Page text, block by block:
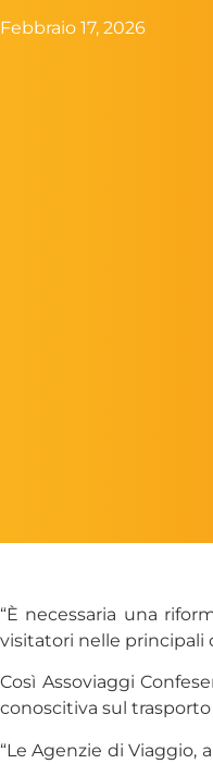
Febbraio 17, 2026
“È necessaria una
visitatori nelle principali
Così Assoviaggi
conoscitiva sul
“Le Agenzie di